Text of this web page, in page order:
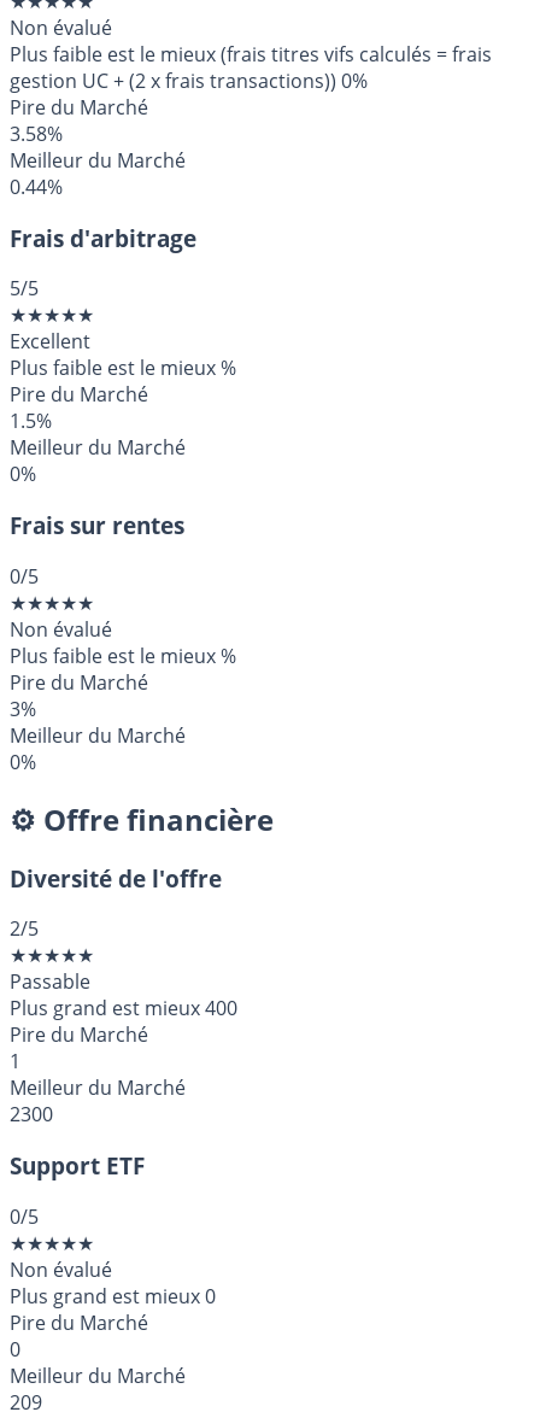
Non évalué
Plus faible est le mieux (frais titres vifs calculés = frais
gestion UC + (2 x frais transactions)) 0%
Pire du Marché
3.58%
Meilleur du Marché
0.44%
Frais d'arbitrage
5/5
★★★★★
Excellent
Plus faible est le mieux%
Pire du Marché
1.5%
Meilleur du Marché
0%
Frais sur rentes
0/5
★★★★★
Non évalué
Plus faible est le mieux%
Pire du Marché
3%
Meilleur du Marché
0%
⚙️ Offre financière
Diversité de l'offre
2/5
★★★★★
Passable
Plus grand est mieux400
Pire du Marché
1
Meilleur du Marché
2300
Support ETF
0/5
★★★★★
Non évalué
Plus grand est mieux0
Pire du Marché
0
Meilleur du Marché
209